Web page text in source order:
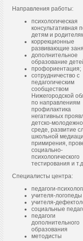
Направления работы:
психологическая
консультативная
детям и
коррекционные
развивающие
дополнительное
образование
профориентация;
сотрудничество с
педагогическим
сообществом
Нижегородской
по направлениям
профилактика
негативных
детско-
среде, развитие
школьной
примирения,
социально-
психологического
тестирования и
Специалисты центра:
педагоги-
учителя-логопеды
учителя-
социальные
педагоги
дополнительного
образования
методисты